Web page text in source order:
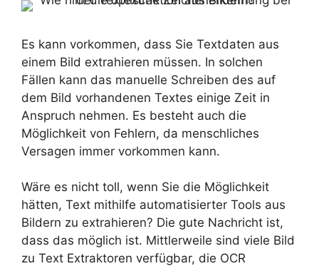
Es kann vorkommen, dass Sie Textdaten aus
einem Bild extrahieren müssen. In solchen
Fällen kann das manuelle Schreiben des auf
dem Bild vorhandenen Textes einige Zeit in
Anspruch nehmen. Es besteht auch die
Möglichkeit von Fehlern, da menschliches
Versagen immer vorkommen kann.
Wäre es nicht toll, wenn Sie die Möglichkeit
hätten, Text mithilfe automatisierter Tools aus
Bildern zu extrahieren? Die gute Nachricht ist,
dass das möglich ist. Mittlerweile sind viele Bild
zu Text Extraktoren verfügbar, die OCR